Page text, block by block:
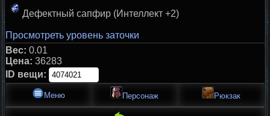
Дефектный сапфир (Интеллект +2)
Просмотреть уровень заточки
Вес: 0.01
Цена: 36283
ID вещи:
Меню Персонаж Рюкзак